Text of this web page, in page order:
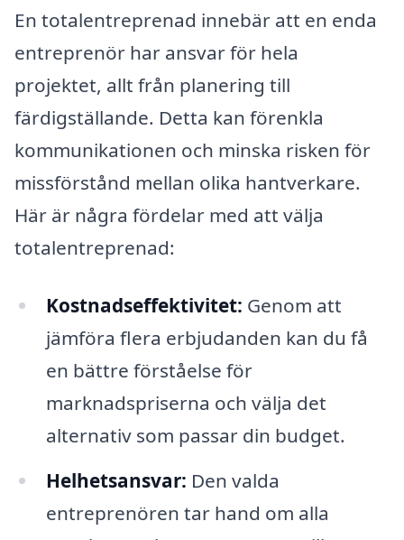
En totalentreprenad innebär att en enda
entreprenör har ansvar för hela
projektet, allt från planering till
färdigställande. Detta kan förenkla
kommunikationen och minska risken för
missförstånd mellan olika hantverkare.
Här är några fördelar med att välja
totalentreprenad:
Kostnadseffektivitet: Genom att
jämföra flera erbjudanden kan du få
en bättre förståelse för
marknadspriserna och välja det
alternativ som passar din budget.
Helhetsansvar: Den valda
entreprenören tar hand om alla